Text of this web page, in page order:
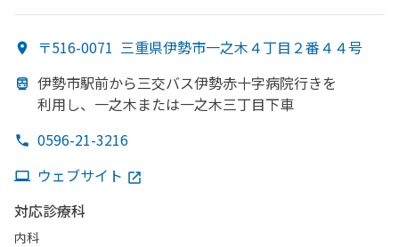
〒516-0071 三重県伊勢市一之木４丁目２番４４号
伊勢市駅前から三交バス伊勢赤十字病院行きを
利用し、 一之木または一之木三丁目下車
0596-21-3216
ウェブサイト
対応診療科
内科